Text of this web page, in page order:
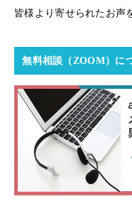
皆様より寄せられたお声
無料相談（ZOOM）に